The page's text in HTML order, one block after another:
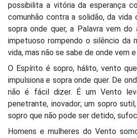
possibilita a vitória da esperança
comunhão contra a solidão, da
sopra onde quer, a Palavra vem
impetuoso rompendo o silêncio da
vida, mas não se sabe de onde vem
O Espírito é sopro, hálito, vento
impulsiona e sopra onde quer. De
não é fácil dizer. É um Vento
penetrante, inovador; um sopro
sopro que não pode ser detido,
Homens e mulheres do Vento